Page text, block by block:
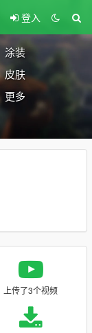
登入
涂装
皮肤
更多
上传了3个视频